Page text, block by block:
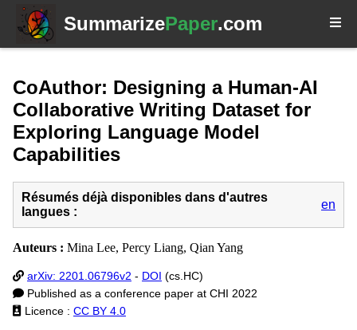
SummarizePaper.com
CoAuthor: Designing a Human-AI
Collaborative Writing Dataset for
Exploring Language Model
Capabilities
Résumés déjà disponibles dans d'autres
langues :
en
Auteurs : Mina Lee, Percy Liang, Qian Yang
arXiv: 2201.06796v2 - DOI (cs.HC)
Published as a conference paper at CHI 2022
Licence : CC BY 4.0